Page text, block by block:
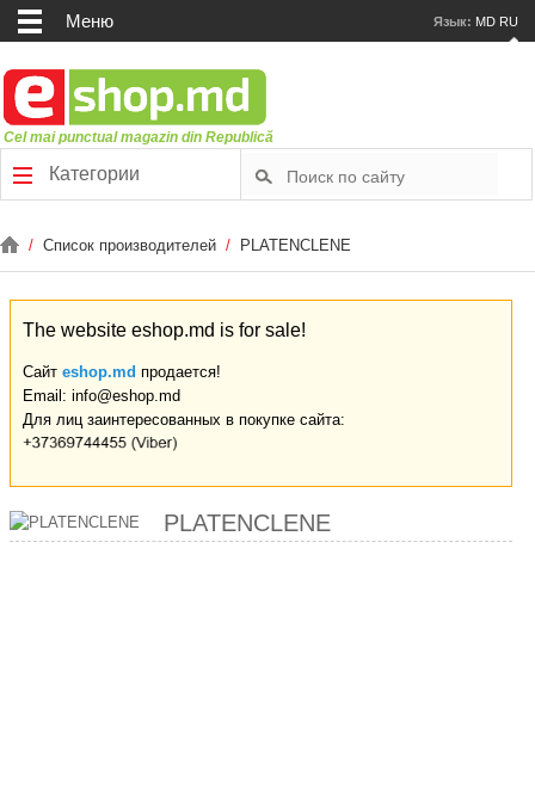
Меню Язык: MD RU
Cel mai punctual magazin din Republică
Категории
/ Список производителей / PLATENCLENE
The website eshop.md is for sale!
Сайт eshop.md продается!
Email: info@eshop.md
Для лиц заинтересованных в покупке сайта:
PLATENCLENE